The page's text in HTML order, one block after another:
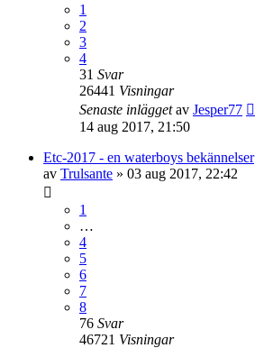
1
2
3
4
31 Svar
26441 Visningar
Senaste inläggetav Jesper77
14 aug 2017, 21:50
Etc-2017 - en waterboys bekännelser
av Trulsante » 03 aug 2017, 22:42
1
…
4
5
6
7
8
76 Svar
46721 Visningar